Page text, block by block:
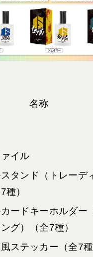
名称
イル
タンド（トレーデ
種）
ードキーホルダー
グ）（全7種）
ステッカー（全7種